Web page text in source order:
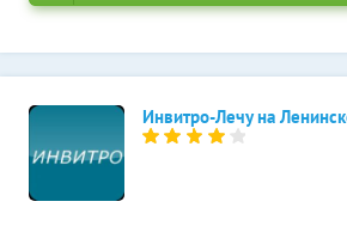
Инвитро-Лечу на